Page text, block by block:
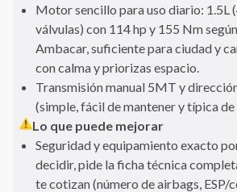
Motor sencillo para uso diario: 1.5L
válvulas) con 114 hp y 155 Nm
Ambacar, suficiente para ciudad y
con calma y priorizas espacio.
Transmisión manual 5MT y
(simple, fácil de mantener y típica
Lo que puede mejorar
Seguridad y equipamiento exacto
decidir, pide la ficha técnica
te cotizan (número de airbags, ESP/